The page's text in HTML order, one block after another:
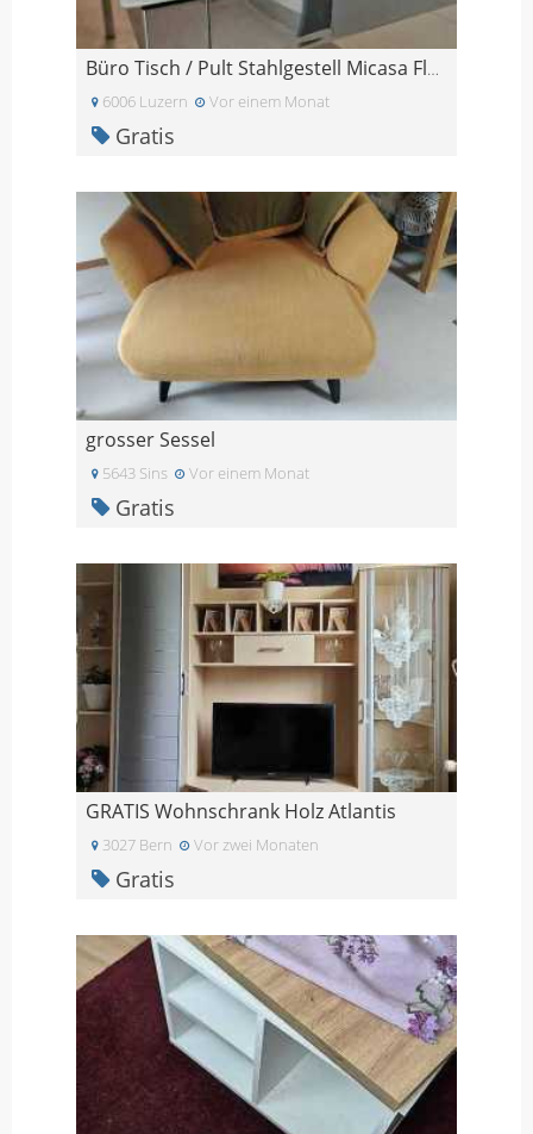
Büro Tisch / Pult Stahlgestell Micasa Flexcube / 2
6006 Luzern Vor einem Monat
Gratis
grosser Sessel
5643 Sins Vor einem Monat
Gratis
GRATIS Wohnschrank Holz Atlantis
3027 Bern Vor zwei Monaten
Gratis